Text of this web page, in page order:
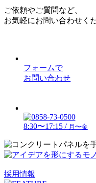
ご依頼やご質問など、
お気軽にお問い合わせく
フォームで
お問い合わせ
8:30〜17:15 / 月〜金
採用情報